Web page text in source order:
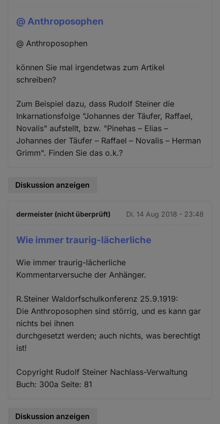
@ Anthroposophen
@ Anthroposophen
können Sie mal irgendetwas zum Artikel
schreiben?
Zum Beispiel dazu, dass Rudolf Steiner die
Inkarnationsfolge "Johannes der Täufer, Raffael,
Novalis" aufstellt, bzw. "Pinehas – Elias –
Johannes der Täufer – Raffael – Novalis – Herman
Grimm". Finden Sie das o.k.?
Diskussion anzeigen
dermeister (nicht überprüft) Di. 14 Aug 2018 - 23:48
Wie immer traurig-lächerliche
Wie immer traurig-lächerliche
Kommentarversuche der Anhänger.
R.Steiner Waldorfschulkonferenz 25.9.1919:
Die Anthroposophen sind störrig, und es kann gar
nichts bei ihnen
durchgesetzt werden; auch nichts, was berechtigt
ist!
Copyright Rudolf Steiner Nachlass-Verwaltung
Buch: 300a Seite: 81
Diskussion anzeigen